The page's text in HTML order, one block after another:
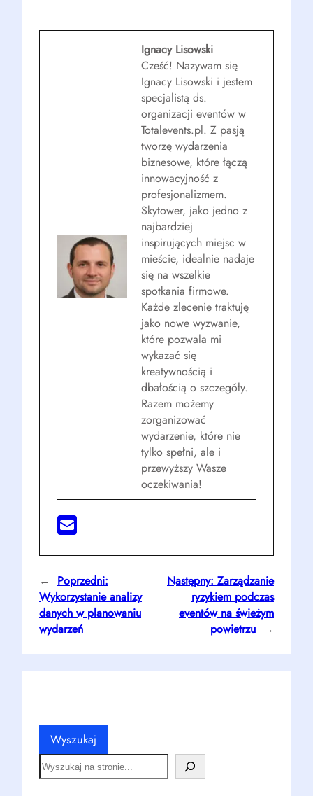
Ignacy Lisowski
Cześć! Nazywam się
Ignacy Lisowski i jestem
specjalistą ds.
organizacji eventów w
Totalevents.pl. Z pasją
tworzę wydarzenia
biznesowe, które łączą
innowacyjność z
profesjonalizmem.
Skytower, jako jedno z
najbardziej
inspirujących miejsc w
mieście, idealnie nadaje
się na wszelkie
spotkania firmowe.
Każde zlecenie traktuję
jako nowe wyzwanie,
które pozwala mi
wykazać się
kreatywnością i
dbałością o szczegóły.
Razem możemy
zorganizować
wydarzenie, które nie
tylko spełni, ale i
przewyższy Wasze
oczekiwania!
←
Poprzedni:
Wykorzystanie analizy
danych w planowaniu
wydarzeń
Następny: Zarządzanie
ryzykiem podczas
eventów na świeżym
powietrzu →
Wyszukaj
S
e